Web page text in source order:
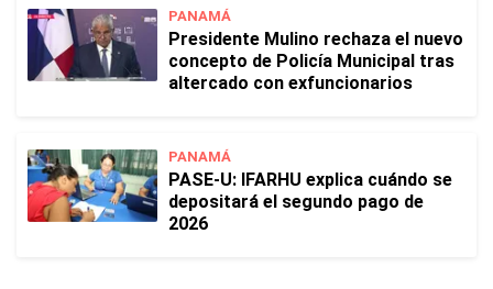
PANAMÁ
Presidente Mulino rechaza el nuevo
concepto de Policía Municipal tras
altercado con exfuncionarios
PANAMÁ
PASE-U: IFARHU explica cuándo se
depositará el segundo pago de
2026